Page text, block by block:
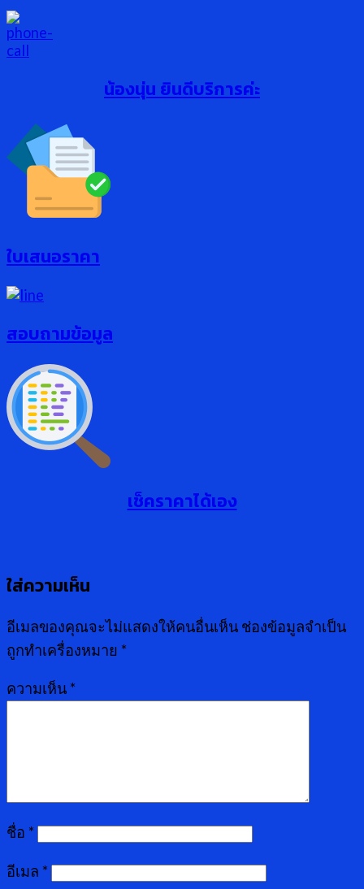
น้องนุ่น ยินดีบริการค่ะ
ใบเสนอราคา
สอบถามข้อมูล
เช็คราคาได้เอง
ใส่ความเห็น
อีเมลของคุณจะไม่แสดงให้คนอื่นเห็น ช่องข้อมูลจำเป็น
ถูกทำเครื่องหมาย *
ความเห็น *
ชื่อ *
อีเมล *